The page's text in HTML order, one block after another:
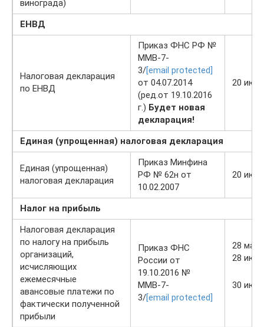
винограда)
ЕНВД
Налоговая декларация
по ЕНВД
Приказ ФНС РФ №
ММВ-7-
3/[email protected]
от 04.07.2014
(ред.от 19.10.2016
г.) Будет новая
декларация!
20
Единая (упрощенная) налоговая декларация
Единая (упрощенная)
налоговая декларация
Приказ Минфина
РФ № 62н от
10.02.2007
20
Налог на прибыль
Налоговая декларация
по налогу на прибыль
организаций,
исчисляющих
ежемесячные
авансовые платежи по
фактически полученной
прибыли
Приказ ФНС
России от
19.10.2016 №
ММВ-7-
3/[email protected]
28 мая
28
30